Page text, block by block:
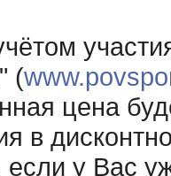
(
цена
в
у Вас